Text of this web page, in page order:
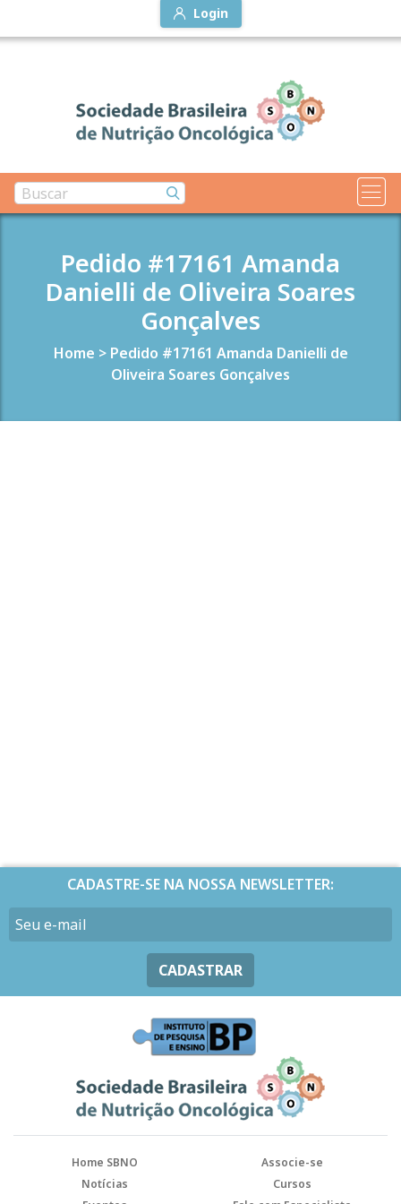
Login
Pedido #17161 Amanda
Danielli de Oliveira Soares
Gonçalves
Home > Pedido #17161 Amanda Danielli de
Oliveira Soares Gonçalves
CADASTRE-SE NA NOSSA NEWSLETTER:
CADASTRAR
Home SBNO
Associe-se
Notícias
Cursos